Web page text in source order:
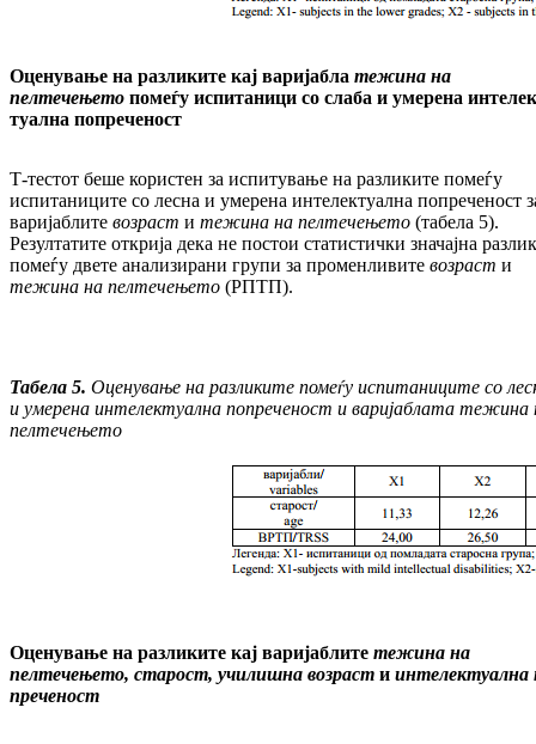
Оценување на разликите кај вари­јаб­ла тежина на
пелтечењето помеѓу испитаници со слаба и умерена интелек
туална попреченост
Т-тестот беше користен за испитување на раз­ликите помеѓу
испитаниците со лесна и уме­рена интелектуална попреченост
ва­ри­јаб­лите возраст и тежина на пелтечењето (табела 5).
Резултатите открија дека не пос­тои статистички значајна
помеѓу две­те анализирани групи за променливите воз­раст и
тежина на пелтечењето (РПТП).
Табела 5. Оценување на разликите помеѓу ис­питаниците со
и умерена ин­те­лек­туал­на попреченост и варијаблата те­жи­на
пелтечењето
Оценување на разликите кај варијаблите те­жина на
пелтечењето, старост, учи­лиш­на возраст и интелектуална
преченост